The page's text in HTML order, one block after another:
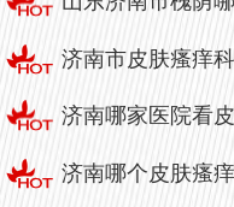
全面的检查和治
个特点：
1. **专业团队**
济南市皮肤瘙痒
济南哪家医院看
济南哪个皮肤瘙